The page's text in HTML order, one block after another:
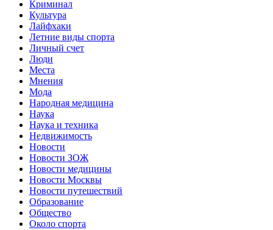
Криминал
Культура
Лайфхаки
Летние виды спорта
Личный счет
Люди
Места
Мнения
Мода
Народная медицина
Наука
Наука и техника
Недвижимость
Новости
Новости ЗОЖ
Новости медицины
Новости Москвы
Новости путешествий
Образование
Общество
Около спорта